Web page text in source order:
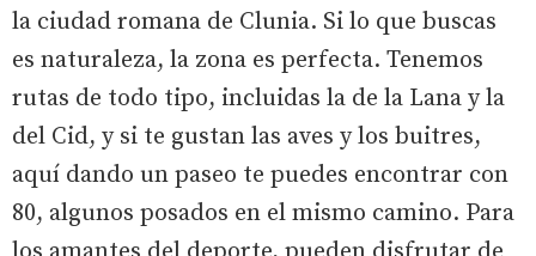
la ciudad romana de Clunia. Si lo que buscas
es naturaleza, la zona es perfecta. Tenemos
rutas de todo tipo, incluidas la de la Lana y la
del Cid, y si te gustan las aves y los buitres,
aquí dando un paseo te puedes encontrar con
80, algunos posados en el mismo camino. Para